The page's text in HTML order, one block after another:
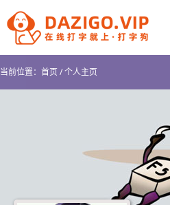
当前位置： 首页/个人主页